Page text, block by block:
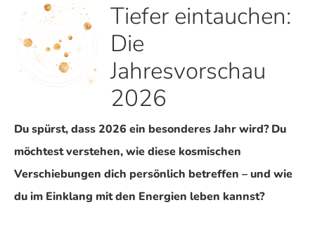
Tiefer eintauchen:
Die
Jahresvorschau
2026
Du spürst, dass 2026 ein besonderes Jahr wird? Du
möchtest verstehen, wie diese kosmischen
Verschiebungen dich persönlich betreffen – und wie
du im Einklang mit den Energien leben kannst?